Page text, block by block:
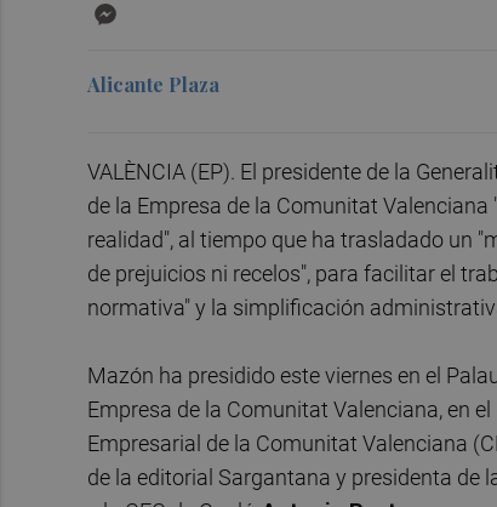
Alicante Plaza
VALÈNCIA (EP). El presidente de la
de la Empresa de la Comunitat
realidad", al tiempo que ha trasladado un
de prejuicios ni recelos", para facilitar el
normativa" y la simplificación
Mazón ha presidido este viernes en el
Empresa de la Comunitat Valenciana, en
Empresarial de la Comunitat Valenciana
de la editorial Sargantana y presidenta de